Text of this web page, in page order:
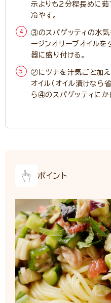
示よりも2分程長めに茹
冷やす。
③のスパゲッティの水気
ージンオリーブオイルを
器に盛り付ける。
②にツナを汁気ごと加え
オイル（オイル漬けなら
ら④のスパゲッティにか
ポイント